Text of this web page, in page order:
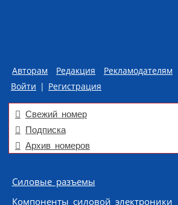
Авторам Редакция Рекламодателям
Войти | Регистрация
Свежий номер
Подписка
Архив номеров
Skip to content
Силовые разъемы
Компоненты силовой электроники